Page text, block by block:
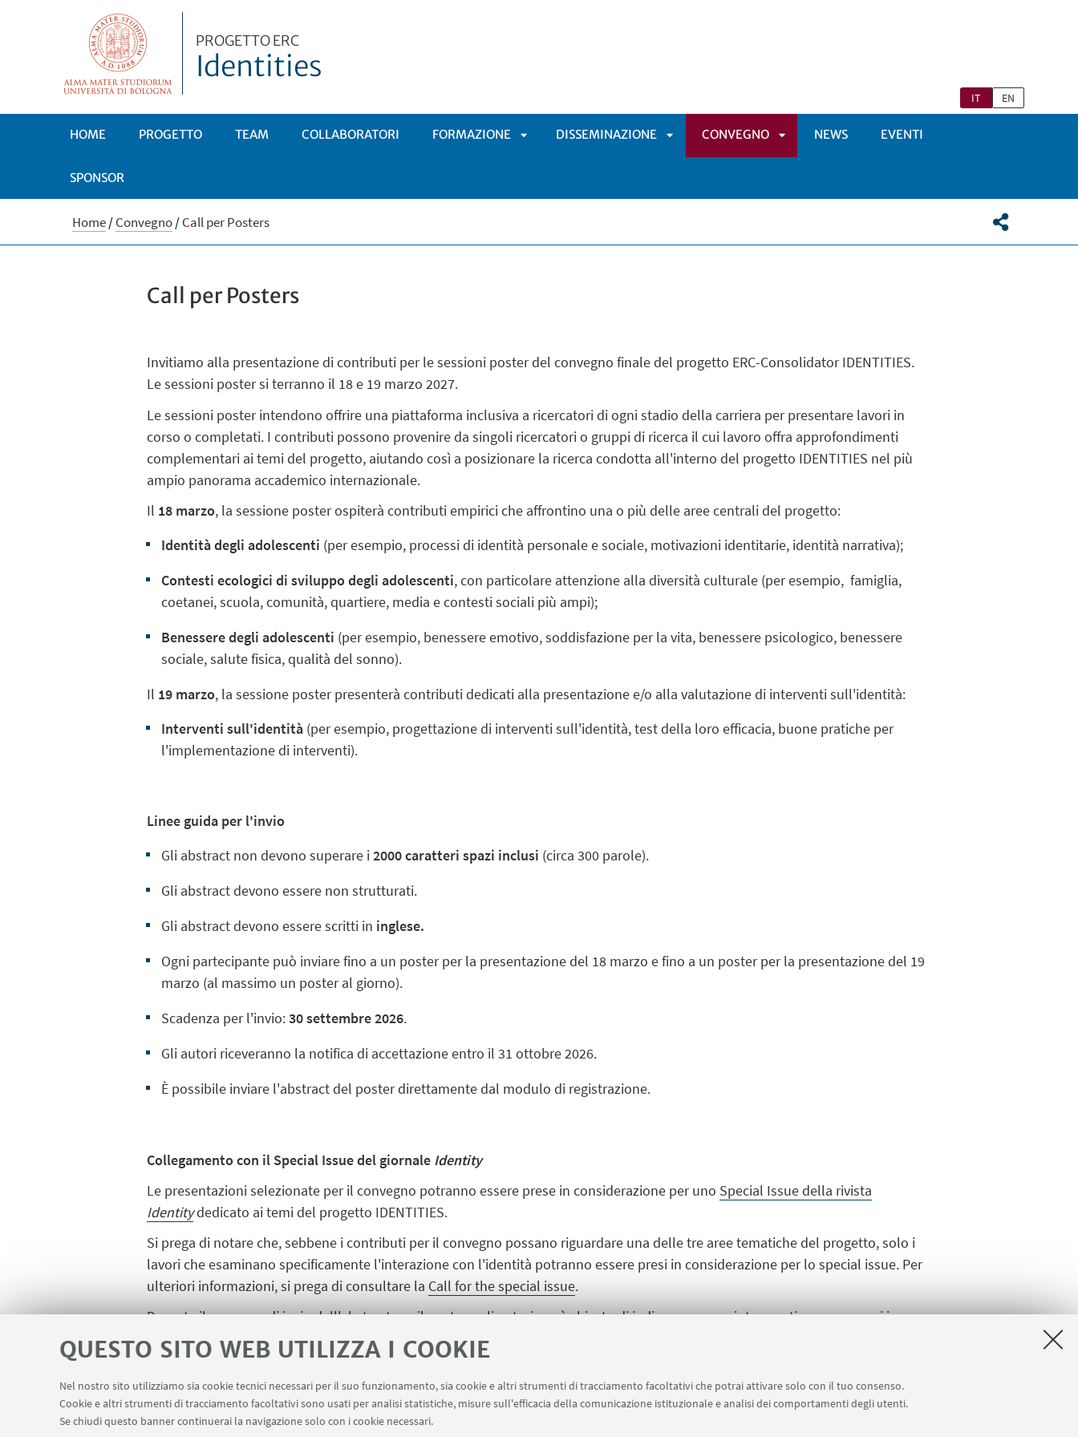
QUESTO SITO WEB UTILIZZA I COOKIE
Nel nostro sito utilizziamo sia cookie tecnici necessari per il suo funzionamento, sia cookie e altri strumenti di tracciamento facoltativi che potrai attivare solo con il tuo consenso.
Cookie e altri strumenti di tracciamento facoltativi sono usati per analisi statistiche, misure sull'efficacia della comunicazione istituzionale e analisi dei comportamenti degli utenti.
Se chiudi questo banner continuerai la navigazione solo con i cookie necessari.
PROGETTO ERC
Identities
IT EN
HOME PROGETTO TEAM COLLABORATORI FORMAZIONE DISSEMINAZIONE CONVEGNO NEWS EVENTI
SPONSOR
Home/Convegno/Call per Posters
Call per Posters
Invitiamo alla presentazione di contributi per le sessioni poster del convegno finale del progetto ERC-Consolidator IDENTITIES.
Le sessioni poster si terranno il 18 e 19 marzo 2027.
Le sessioni poster intendono offrire una piattaforma inclusiva a ricercatori di ogni stadio della carriera per presentare lavori in
corso o completati. I contributi possono provenire da singoli ricercatori o gruppi di ricerca il cui lavoro offra approfondimenti
complementari ai temi del progetto, aiutando così a posizionare la ricerca condotta all'interno del progetto IDENTITIES nel più
ampio panorama accademico internazionale.
Il 18 marzo, la sessione poster ospiterà contributi empirici che affrontino una o più delle aree centrali del progetto:
Identità degli adolescenti (per esempio, processi di identità personale e sociale, motivazioni identitarie, identità narrativa);
Contesti ecologici di sviluppo degli adolescenti, con particolare attenzione alla diversità culturale (per esempio, famiglia,
coetanei, scuola, comunità, quartiere, media e contesti sociali più ampi);
Benessere degli adolescenti (per esempio, benessere emotivo, soddisfazione per la vita, benessere psicologico, benessere
sociale, salute fisica, qualità del sonno).
Il 19 marzo, la sessione poster presenterà contributi dedicati alla presentazione e/o alla valutazione di interventi sull'identità:
Interventi sull'identità (per esempio, progettazione di interventi sull'identità, test della loro efficacia, buone pratiche per
l'implementazione di interventi).
Linee guida per l'invio
Gli abstract non devono superare i2000 caratteri spazi inclusi (circa 300 parole).
Gli abstract devono essere non strutturati.
Gli abstract devono essere scritti in inglese.
Ogni partecipante può inviare fino a un poster per la presentazione del 18 marzo e fino a un poster per la presentazione del 19
marzo (al massimo un poster al giorno).
Scadenza per l'invio:30 settembre 2026.
Gli autori riceveranno la notifica di accettazione entro il31 ottobre 2026.
È possibile inviare l'abstract del poster direttamente dal modulo di registrazione.
Collegamento con il Special Issue del giornale Identity
Le presentazioni selezionate per il convegno potranno essere prese in considerazione per uno Special Issue della rivista
Identitydedicato ai temi del progetto IDENTITIES.
Si prega di notare che, sebbene i contributi per il convegno possano riguardare una delle tre aree tematiche del progetto, solo i
lavori che esaminano specificamente l'interazione con l'identità potranno essere presi in considerazione per lo special issue. Per
ulteriori informazioni, si prega di consultare la Call for the special issue.
Durante il processo di invio dell'abstract per il poster, agli autori verrà chiesto di indicare se sono interessati a essere presi in
considerazione per lo special issue. Si precisa che questa opportunità si applica solo a contributi basati su lavori originali, non
pubblicati e non attualmente in fase di valutazione presso altre riviste.